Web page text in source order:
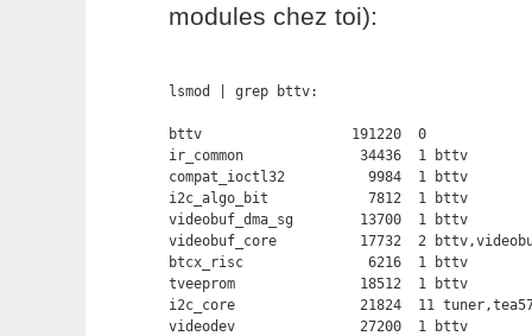
modules chez toi):
lsmod | grep bttv:
bttv                  191220  0
ir_common              34436  1 bttv
compat_ioctl32          9984  1 bttv
i2c_algo_bit            7812  1 bttv
videobuf_dma_sg        13700  1 bttv
videobuf_core          17732  2
btcx_risc               6216  1 bttv
tveeprom               18512  1 bttv
i2c_core               21824  11
videodev               27200  1 bttv